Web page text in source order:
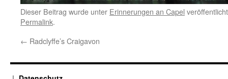
Dieser Beitrag wurde unter Erinnerungen an Capel
Permalink.
← Radclyffe’s Craigavon